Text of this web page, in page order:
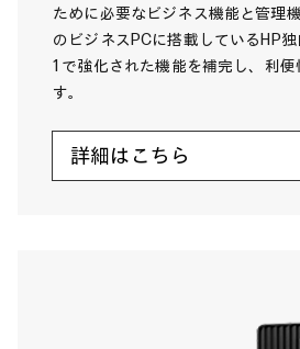
ために必要なビジネス機能と管理
のビジネスPCに搭載しているHP
1 で強化された機能を補完し、利
す。
詳細はこちら